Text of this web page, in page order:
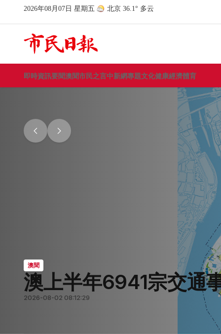
即時資訊要聞澳聞市民之言中新網專題文化健康經濟體育
要聞
要聞
澳聞
澳聞
澳上半年6941宗交通
2026-08-02 08:12:29
澳聞